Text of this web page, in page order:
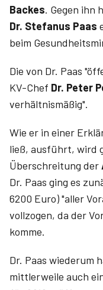
Backes. Gegen ihn
Dr. Stefanus Paas
beim
Die von Dr. Paas
KV-Chef Dr. Peter
verhältnismäßig".
Wie er in einer
ließ, ausführt, wird
Überschreitung der
Dr. Paas ging es
6200 Euro) "aller
vollzogen, da der
komme.
Dr. Paas wiederum
mittlerweile auch